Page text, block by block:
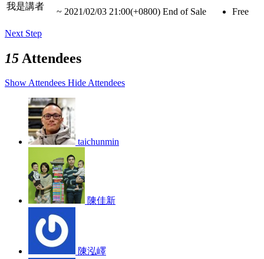
我是講者
~ 2021/02/03 21:00(+0800) End of Sale Free
Next Step
15 Attendees
Show Attendees Hide Attendees
taichunmin
陳佳新
陳泓嶧